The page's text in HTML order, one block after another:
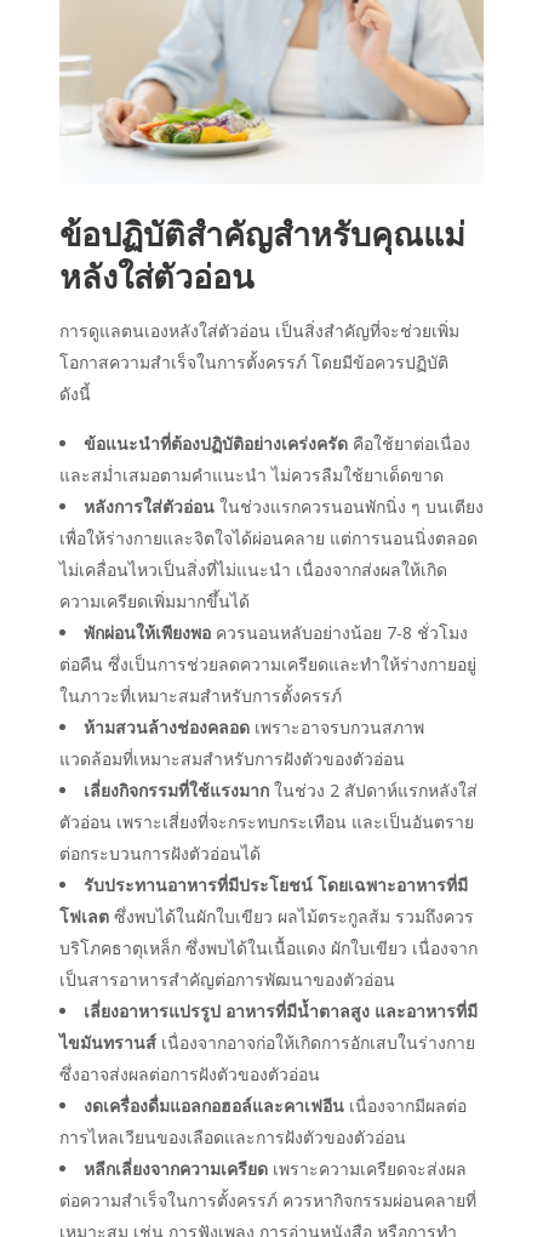
ข้อปฏิบัติสำคัญสำหรับคุณแม่
หลังใส่ตัวอ่อน
การดูแลตนเองหลังใส่ตัวอ่อน เป็นสิ่งสำคัญที่จะช่วยเพิ่ม
โอกาสความสำเร็จในการตั้งครรภ์ โดยมีข้อควรปฏิบัติ
ดังนี้
ข้อแนะนำที่ต้องปฏิบัติอย่างเคร่งครัด คือใช้ยาต่อเนื่อง
และสม่ำเสมอตามคำแนะนำ ไม่ควรลืมใช้ยาเด็ดขาด
หลังการใส่ตัวอ่อน ในช่วงแรกควรนอนพักนิ่ง ๆ บนเตียง
เพื่อให้ร่างกายและจิตใจได้ผ่อนคลาย แต่การนอนนิ่งตลอด
ไม่เคลื่อนไหวเป็นสิ่งที่ไม่แนะนำ เนื่องจากส่งผลให้เกิด
ความเครียดเพิ่มมากขึ้นได้
พักผ่อนให้เพียงพอ ควรนอนหลับอย่างน้อย 7-8 ชั่วโมง
ต่อคืน ซึ่งเป็นการช่วยลดความเครียดและทำให้ร่างกายอยู่
ในภาวะที่เหมาะสมสำหรับการตั้งครรภ์
ห้ามสวนล้างช่องคลอด เพราะอาจรบกวนสภาพ
แวดล้อมที่เหมาะสมสำหรับการฝังตัวของตัวอ่อน
เลี่ยงกิจกรรมที่ใช้แรงมาก ในช่วง 2 สัปดาห์แรกหลังใส่
ตัวอ่อน เพราะเสี่ยงที่จะกระทบกระเทือน และเป็นอันตราย
ต่อกระบวนการฝังตัวอ่อนได้
รับประทานอาหารที่มีประโยชน์ โดยเฉพาะอาหารที่มี
โฟเลต ซึ่งพบได้ในผักใบเขียว ผลไม้ตระกูลส้ม รวมถึงควร
บริโภคธาตุเหล็ก ซึ่งพบได้ในเนื้อแดง ผักใบเขียว เนื่องจาก
เป็นสารอาหารสำคัญต่อการพัฒนาของตัวอ่อน
เลี่ยงอาหารแปรรูป อาหารที่มีน้ำตาลสูง และอาหารที่มี
ไขมันทรานส์ เนื่องจากอาจก่อให้เกิดการอักเสบในร่างกาย
ซึ่งอาจส่งผลต่อการฝังตัวของตัวอ่อน
งดเครื่องดื่มแอลกอฮอล์และคาเฟอีน เนื่องจากมีผลต่อ
การไหลเวียนของเลือดและการฝังตัวของตัวอ่อน
หลีกเลี่ยงจากความเครียด เพราะความเครียดจะส่งผล
ต่อความสำเร็จในการตั้งครรภ์ ควรหากิจกรรมผ่อนคลายที่
เหมาะสม เช่น การฟังเพลง การอ่านหนังสือ หรือการทำ